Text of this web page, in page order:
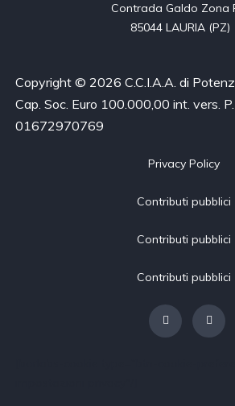
Contrada Galdo Zona
85044 LAURIA (PZ)
Copyright © 2026 C.C.I.A.A. di
Cap. Soc. Euro 100.000,00 int. vers. P.
01672970769
Privacy Policy
Contributi pubblici
Contributi pubblici
Contributi pubblici